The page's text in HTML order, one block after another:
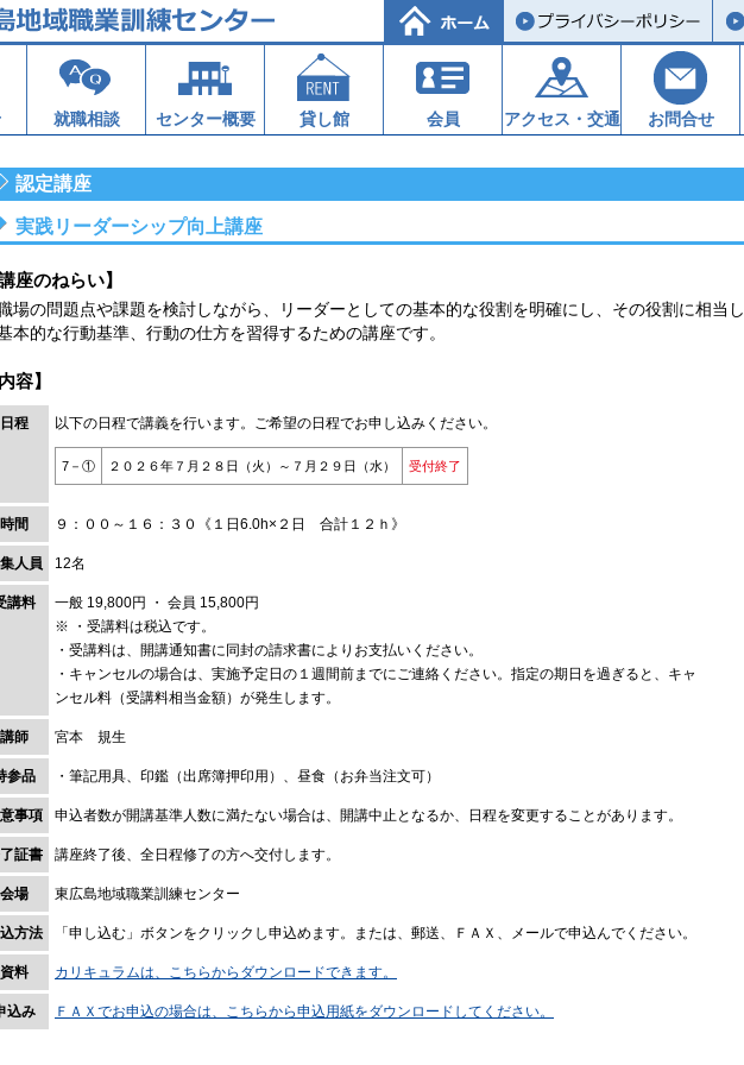
就職相談 センター概要 貸し館 会員 アクセス・交通 お問合せ
認定講座
実践リーダーシップ向上講座
座のねらい】
の問題点や課題を検討しながら、リーダーとしての基本的な役割を明確にし、その役割に相当し
本的な行動基準、行動の仕方を習得するための講座です。
容】
日程 以下の日程で講義を行います。ご希望の日程でお申し込みください。
7－① ２０２６年７月２８日（火）～７月２９日（水） 受付終了
時間 ９：００～１６：３０《１日6.0h×２日 合計１２ｈ》
人員 12名
講料
一般 19,800円 ・ 会員 15,800円
※ ・受講料は税込です。
・受講料は、開講通知書に同封の請求書によりお支払いください。
・キャンセルの場合は、実施予定日の１週間前までにご連絡ください。指定の期日を過ぎると、キャ
ンセル料（受講料相当金額）が発生します。
講師 宮本 規生
参品 ・筆記用具、印鑑（出席簿押印用）、昼食（お弁当注文可）
事項 申込者数が開講基準人数に満たない場合は、開講中止となるか、日程を変更することがあります。
証書 講座終了後、全日程修了の方へ交付します。
会場 東広島地域職業訓練センター
方法 「申し込む」ボタンをクリックし申込めます。または、郵送、ＦＡＸ、メールで申込んでください。
資料 カリキュラムは、こちらからダウンロードできます。
込み ＦＡＸでお申込の場合は、こちらから申込用紙をダウンロードしてください。